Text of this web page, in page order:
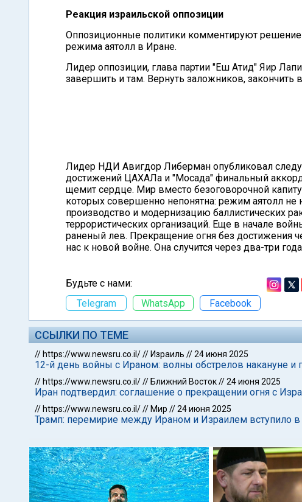
Реакция израильской оппозиции
Оппозиционные политики комментируют
режима аятолл в Иране.
Лидер оппозиции, глава партии "Еш Атид" Яир
завершить и там. Вернуть заложников, закончить
Лидер НДИ Авигдор Либерман опубликовал
достижений ЦАХАЛа и "Мосада" финальный
щемит сердце. Мир вместо безоговорочной
которых совершенно непонятна: режим аятолл не
производство и модернизацию баллистических
террористических организаций. Еще в начале
раненый лев. Прекращение огня без достижения
нас к новой войне. Она случится через два-три
Будьте с нами:
Telegram
WhatsApp Facebook
ССЫЛКИ ПО ТЕМЕ
// https://www.newsru.co.il/// Израиль //24 июня 2025
12-й день войны с Ираном: волны обстрелов накануне и
// https://www.newsru.co.il/// Ближний Восток//24 июня 2025
Иран подтвердил: соглашение о прекращении огня с
// https://www.newsru.co.il/// Мир //24 июня 2025
Трамп: перемирие между Ираном и Израилем вступило в